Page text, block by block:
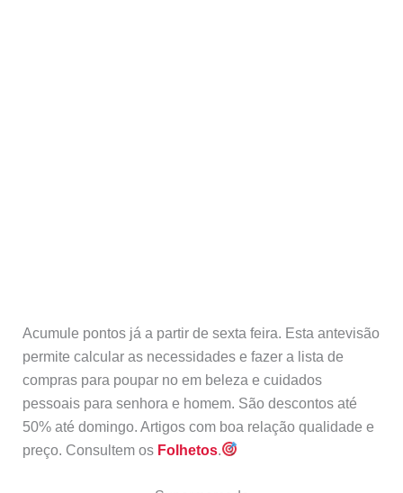
Acumule pontos já a partir de sexta feira. Esta antevisão
permite calcular as necessidades e fazer a lista de
compras para poupar no em beleza e cuidados
pessoais para senhora e homem. São descontos até
50% até domingo. Artigos com boa relação qualidade e
preço. Consultem os Folhetos.